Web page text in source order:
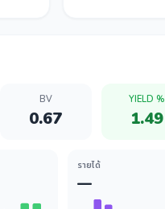
BV
0.67
YIELD %
1.49
รายได้
—